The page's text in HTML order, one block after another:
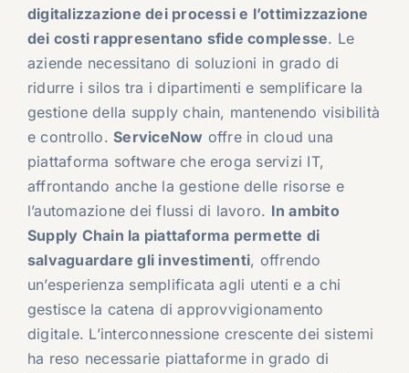
digitalizzazione dei processi e l’ottimizzazione
dei costi rappresentano sfide complesse. Le
aziende necessitano di soluzioni in grado di
ridurre i silos tra i dipartimenti e semplificare la
gestione della supply chain, mantenendo visibilità
e controllo.ServiceNow offre in cloud una
piattaforma software che eroga servizi IT,
affrontando anche la gestione delle risorse e
l’automazione dei flussi di lavoro. In ambito
Supply Chain la piattaforma permette di
salvaguardare gli investimenti, offrendo
un’esperienza semplificata agli utenti e a chi
gestisce la catena di approvvigionamento
digitale. L’interconnessione crescente dei sistemi
ha reso necessarie piattaforme in grado di